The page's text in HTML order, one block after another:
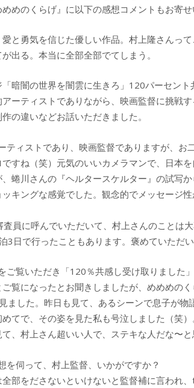
めのくらげ』に以下の感想コメントもお寄せ
愛と勇気を信じた優しい作品。村上隆さんっ
出る。本当に全部全部でてしまう。
暗闇の世界を闇雲に生きろ」120パーセント
ーティストでありながら、映画監督に挑戦
の違いなどお話いただきました。
ティストであり、映画監督でありますが、お
すね（笑）元気のいいカメラマンで、日本
蜷川さんの『ヘルタースケルター』の試写
キングな感覚でした。観念的でメッセージ
査員に呼んでいただいて、村上さんのことは
3日で行ったこともあります。褒めていただい
ご覧いただき「120％共感し受け取りました
覧になったとお聞きしましたが、めめめの
ました。昨日も見て、あるシーンで息子が
てで、その姿を見た私も号泣しました（笑
、村上さん超いい人で、ステキな人だな〜と
を伺って、村上監督、いかがですか？
部をださないといけないと監督補に言われ